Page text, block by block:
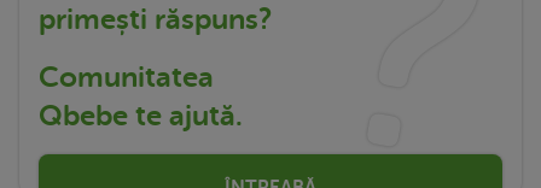
primești răspuns?
Comunitatea
Qbebe te ajută.